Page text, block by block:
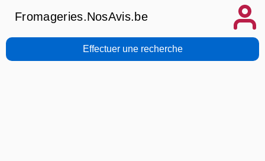
Fromageries.NosAvis.be
Effectuer une recherche